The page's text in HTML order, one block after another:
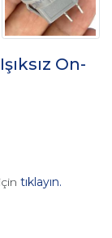
On-
tıklayın.